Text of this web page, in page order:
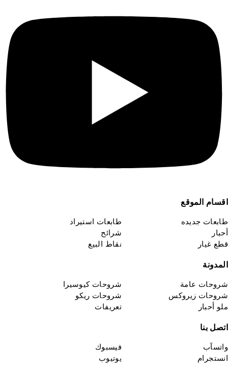
الموقع
جديده
طابعات استيراد
شرائح
غيار
نقاط البيع
عامة
شروحات كيوسيرا
زيروكس
شروحات ريكو
أحبار
تعريفات
بنا
فيسبوك
يوتيوب